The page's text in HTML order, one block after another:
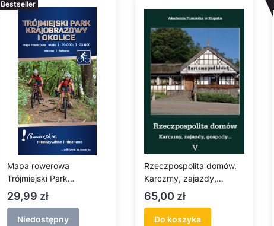
Bestseller
Mapa rowerowa
Trójmiejski Park
Krajobrazowy i okolice
(laminowana - edycja
2022)
Cena
29,99 zł
Niedostępny
Rzeczpospolita domów.
Karczmy, zajazdy,
gospody...
Cena
65,00 zł
Do koszyka